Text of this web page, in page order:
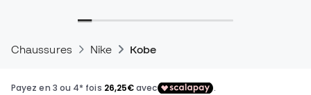
Chaussures Nike Kobe